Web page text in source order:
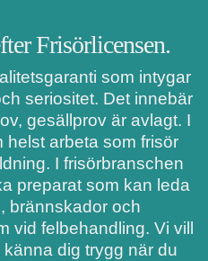
Frisörlicensen.
som intygar
seriositet. Det innebär
gesällprov är avlagt. I
helst arbeta som frisör
I frisörbranschen
preparat som kan leda
brännskador och
vid felbehandling. Vi vill
dig trygg när du